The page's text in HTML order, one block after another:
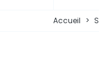
Accueil >